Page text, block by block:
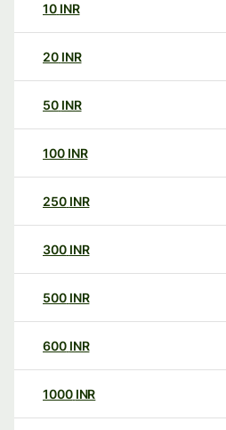
10 INR
20 INR
50 INR
100 INR
250 INR
300 INR
500 INR
600 INR
1000 INR